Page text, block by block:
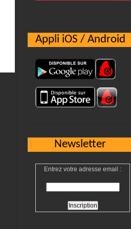
Appli iOS / Android
Newsletter
Entrez votre adresse email :